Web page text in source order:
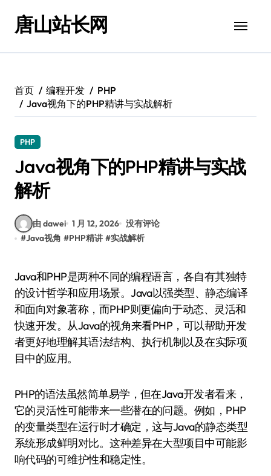
唐山站长网
首页 编程开发
PHP
Java视角下的PHP精讲与实战解析
PHP
Java视角下的PHP精讲与实战
解析
由 dawei 1 月 12, 2026 没有评论
#Java视角 #PHP精讲 #实战解析
Java和PHP是两种不同的编程语言，各自有其独特
的设计哲学和应用场景。Java以强类型、静态编译
和面向对象著称，而PHP则更偏向于动态、灵活和
快速开发。从Java的视角来看PHP，可以帮助开发
者更好地理解其语法结构、执行机制以及在实际项
目中的应用。
PHP的语法虽然简单易学，但在Java开发者看来，
它的灵活性可能带来一些潜在的问题。例如，PHP
的变量类型在运行时才确定，这与Java的静态类型
系统形成鲜明对比。这种差异在大型项目中可能影
响代码的可维护性和稳定性。